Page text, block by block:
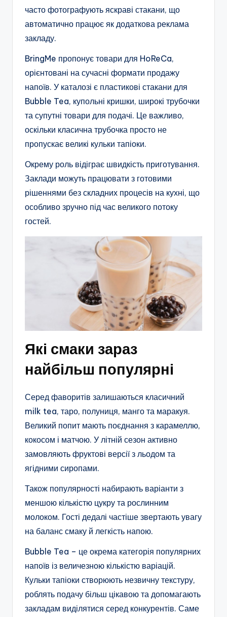
часто фотографують яскраві стакани, що
автоматично працює як додаткова реклама
закладу.
BringMe пропонує товари для HoReCa,
орієнтовані на сучасні формати продажу
напоїв. У каталозі є пластикові стакани для
Bubble Tea, купольні кришки, широкі трубочки
та супутні товари для подачі. Це важливо,
оскільки класична трубочка просто не
пропускає великі кульки тапіоки.
Окрему роль відіграє швидкість приготування.
Заклади можуть працювати з готовими
рішеннями без складних процесів на кухні, що
особливо зручно під час великого потоку
гостей.
Які смаки зараз
найбільш популярні
Серед фаворитів залишаються класичний
milk tea, таро, полуниця, манго та маракуя.
Великий попит мають поєднання з карамеллю,
кокосом і матчою. У літній сезон активно
замовляють фруктові версії з льодом та
ягідними сиропами.
Також популярності набирають варіанти з
меншою кількістю цукру та рослинним
молоком. Гості дедалі частіше звертають увагу
на баланс смаку й легкість напою.
Bubble Tea – це окрема категорія популярних
напоїв із величезною кількістю варіацій.
Кульки тапіоки створюють незвичну текстуру,
роблять подачу більш цікавою та допомагають
закладам виділятися серед конкурентів. Саме